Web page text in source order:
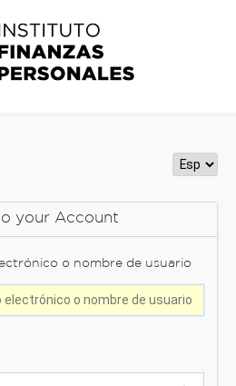
your Account
o nombre de usuario